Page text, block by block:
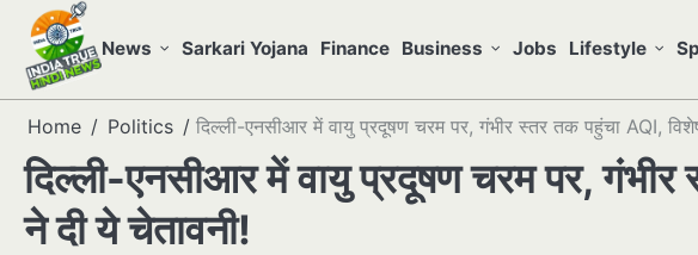
Skip
content
News Sarkari Yojana Finance Business Jobs Lifestyle
Home
Politics दिल्ली-एनसीआर में वायु प्रदूषण चरम पर, गंभीर स्तर तक पहुंचा AQI,
दिल्ली-एनसीआर में वायु प्रदूषण चरम पर, गंभीर
ने दी ये चेतावनी!